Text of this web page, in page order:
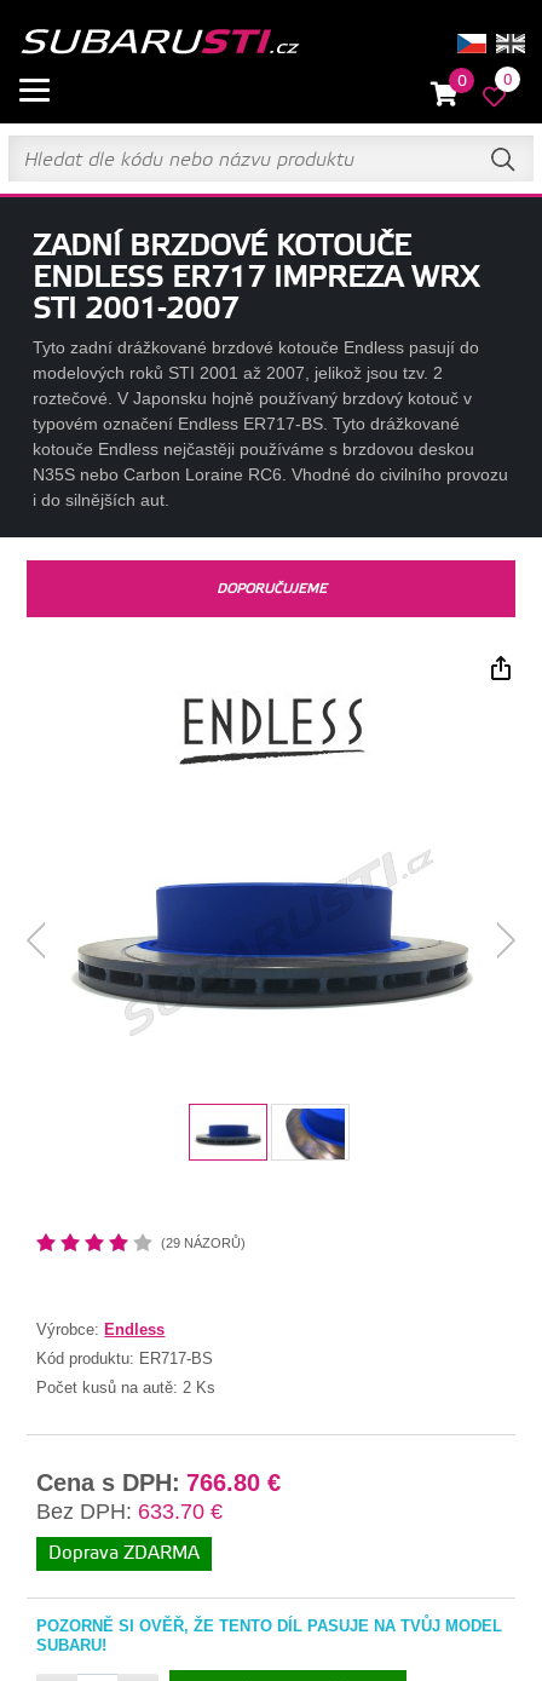
0 0
ZADNÍ BRZDOVÉ KOTOUČE
ENDLESS ER717 IMPREZA WRX
STI 2001-2007
Tyto zadní drážkované brzdové kotouče Endless pasují do
modelových roků STI 2001 až 2007, jelikož jsou tzv. 2
roztečové. V Japonsku hojně používaný brzdový kotouč v
typovém označení Endless ER717-BS. Tyto drážkované
kotouče Endless nejčastěji používáme s brzdovou deskou
N35S nebo Carbon Loraine RC6. Vhodné do civilního provozu
i do silnějších aut.
DOPORUČUJEME
(29 NÁZORŮ)
Výrobce: Endless
Kód produktu: ER717-BS
Počet kusů na autě:2 Ks
Cena s DPH: 766.80 €
Bez DPH: 633.70 €
Doprava ZDARMA
POZORNĚ SI OVĚŘ, ŽE TENTO DÍL PASUJE NA TVŮJ MODEL
SUBARU!